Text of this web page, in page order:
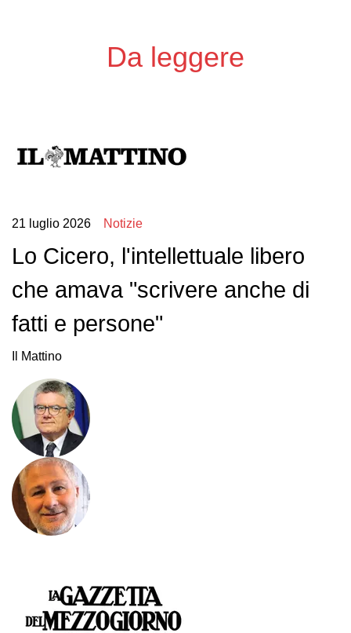
Da leggere
21 luglio 2026 Notizie
Lo Cicero, l'intellettuale libero
che amava "scrivere anche di
fatti e persone"
Il Mattino